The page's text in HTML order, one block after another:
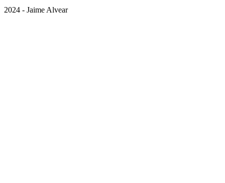
2024 - Jaime Alvear